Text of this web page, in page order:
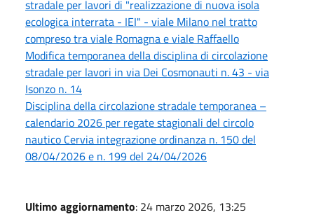
stradale per lavori di "realizzazione di nuova isola
ecologica interrata - IEI" - viale Milano nel tratto
compreso tra viale Romagna e viale Raffaello
Modifica temporanea della disciplina di circolazione
stradale per lavori in via Dei Cosmonauti n. 43 - via
Isonzo n. 14
Disciplina della circolazione stradale temporanea –
calendario 2026 per regate stagionali del circolo
nautico Cervia integrazione ordinanza n. 150 del
08/04/2026 e n. 199 del 24/04/2026
Ultimo aggiornamento: 24 marzo 2026, 13:25